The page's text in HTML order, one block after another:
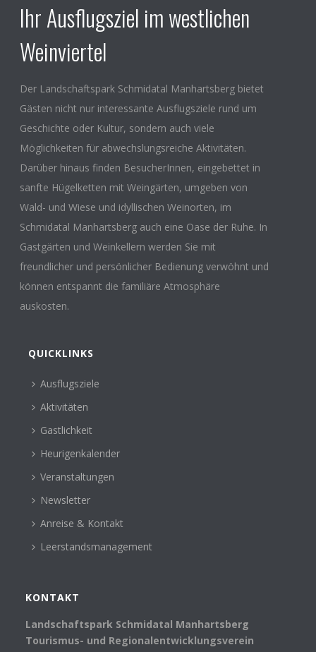
Ihr Ausflugsziel im westlichen
Weinviertel
Der Landschaftspark Schmidatal Manhartsberg bietet
Gästen nicht nur interessante Ausflugsziele rund um
Geschichte oder Kultur, sondern auch viele
Möglichkeiten für abwechslungsreiche Aktivitäten.
Darüber hinaus finden BesucherInnen, eingebettet in
sanfte Hügelketten mit Weingärten, umgeben von
Wald- und Wiese und idyllischen Weinorten, im
Schmidatal Manhartsberg auch eine Oase der Ruhe. In
Gastgärten und Weinkellern werden Sie mit
freundlicher und persönlicher Bedienung verwöhnt und
können entspannt die familiäre Atmosphäre
auskosten.
QUICKLINKS
Ausflugsziele
Aktivitäten
Gastlichkeit
Heurigenkalender
Veranstaltungen
Newsletter
Anreise & Kontakt
Leerstandsmanagement
KONTAKT
Landschaftspark Schmidatal Manhartsberg
Tourismus- und Regionalentwicklungsverein